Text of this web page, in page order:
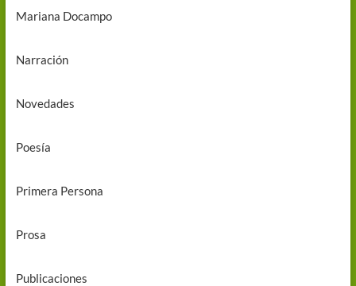
Mariana Docampo
Narración
Novedades
Poesía
Primera Persona
Prosa
Publicaciones